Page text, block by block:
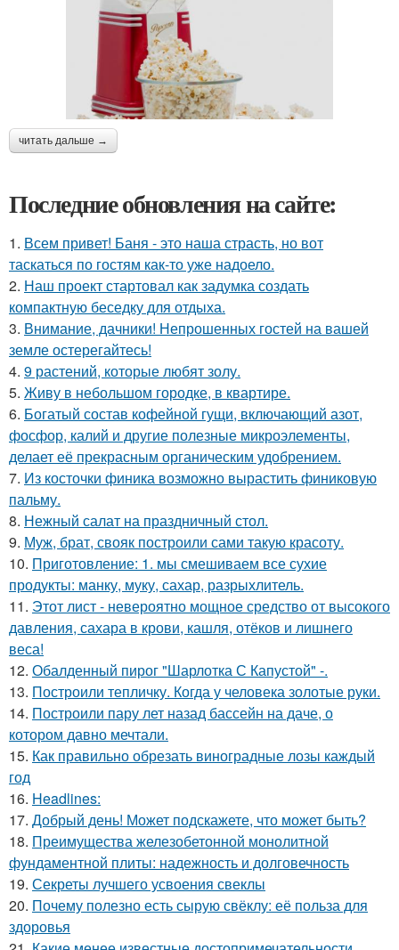
читать дальше →
Последние обновления на сайте:
1. Всем привет! Баня - это наша страсть, но вот
таскаться по гостям как-то уже надоело.
2. Наш проект стартовал как задумка создать
компактную беседку для отдыха.
3. Внимание, дачники! Непрошенных гостей на вашей
земле остерегайтесь!
4. 9 растений, которые любят золу.
5. Живу в небольшом городке, в квартире.
6. Богатый состав кофейной гущи, включающий азот,
фосфор, калий и другие полезные микроэлементы,
делает её прекрасным органическим удобрением.
7. Из косточки финика возможно вырастить финиковую
пальму.
8. Нежный салат на праздничный стол.
9. Муж, брат, свояк построили сами такую красоту.
10. Приготовление: 1. мы смешиваем все сухие
продукты: манку, муку, сахар, разрыхлитель.
11. Этот лист - невероятно мощное средство от высокого
давления, сахара в крови, кашля, отёков и лишнего
веса!
12. Обалденный пирог "Шарлотка С Капустой" -.
13. Построили тепличку. Когда у человека золотые руки.
14. Построили пару лет назад бассейн на даче, о
котором давно мечтали.
15. Как правильно обрезать виноградные лозы каждый
год
16. Headlines:
17. Добрый день! Может подскажете, что может быть?
18. Преимущества железобетонной монолитной
фундаментной плиты: надежность и долговечность
19. Секреты лучшего усвоения свеклы
20. Почему полезно есть сырую свёклу: её польза для
здоровья